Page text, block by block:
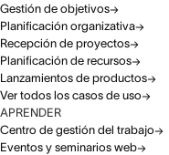
Gestión de objetivos
Planificación organizativa
Recepción de proyectos
Planificación de recursos
Lanzamientos de productos
Ver todos los casos de uso
APRENDER
Centro de gestión del trabajo
Eventos y seminarios web